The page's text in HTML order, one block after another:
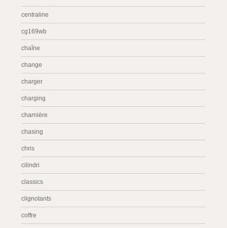
centraline
cg169wb
chaîne
change
charger
charging
charnière
chasing
chris
cilindri
classics
clignotants
coffre